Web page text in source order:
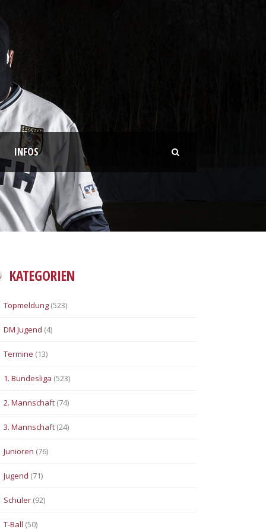
INFOS
KATEGORIEN
Topmeldung (523)
DM Jugend (4)
Termine (13)
1. Bundesliga (523)
2. Mannschaft (74)
3. Mannschaft (24)
Junioren (76)
Jugend (71)
Schüler (92)
T-Ball (50)